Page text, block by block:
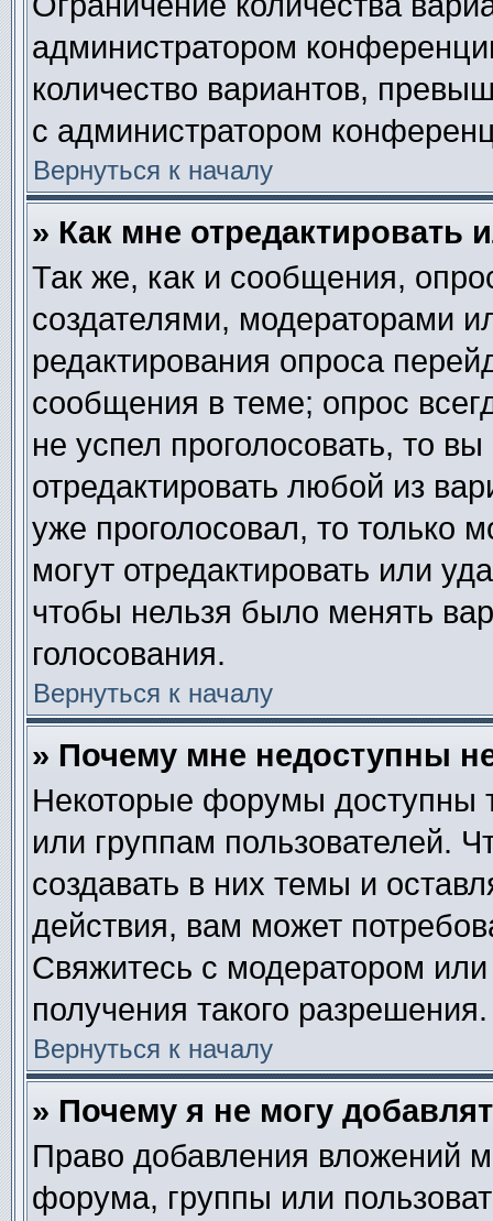
администратором
количество вариантов,
с администратором
Вернуться к началу
» Как мне отредактировать
Так же, как и сообщения,
создателями, модераторами
редактирования опроса
сообщения в теме; опрос
не успел проголосовать, то
отредактировать любой из
уже проголосовал, то только
могут отредактировать или
чтобы нельзя было менять
голосования.
Вернуться к началу
» Почему мне недоступны
Некоторые форумы доступны
или группам пользователей.
создавать в них темы и
действия, вам может
Свяжитесь с модератором
получения такого разрешения.
Вернуться к началу
» Почему я не могу
Право добавления вложений
форума, группы или